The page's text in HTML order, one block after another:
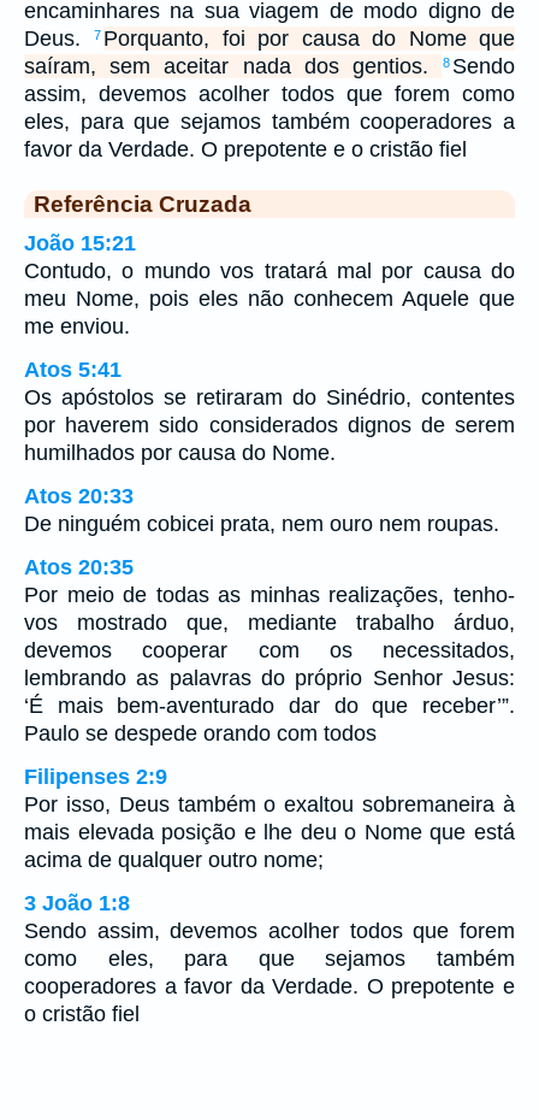
encaminhares na sua viagem de modo digno de
Deus.
7 Porquanto, foi por causa do Nome que
saíram, sem aceitar nada dos gentios.
8 Sendo
assim, devemos acolher todos que forem como
eles, para que sejamos também cooperadores a
favor da Verdade. O prepotente e o cristão fiel
Referência Cruzada
João 15:21
Contudo, o mundo vos tratará mal por causa do
meu Nome, pois eles não conhecem Aquele que
me enviou.
Atos 5:41
Os apóstolos se retiraram do Sinédrio, contentes
por haverem sido considerados dignos de serem
humilhados por causa do Nome.
Atos 20:33
De ninguém cobicei prata, nem ouro nem roupas.
Atos 20:35
Por meio de todas as minhas realizações, tenho-
vos mostrado que, mediante trabalho árduo,
devemos cooperar com os necessitados,
lembrando as palavras do próprio Senhor Jesus:
‘É mais bem-aventurado dar do que receber’”.
Paulo se despede orando com todos
Filipenses 2:9
Por isso, Deus também o exaltou sobremaneira à
mais elevada posição e lhe deu o Nome que está
acima de qualquer outro nome;
3 João 1:8
Sendo assim, devemos acolher todos que forem
como eles, para que sejamos também
cooperadores a favor da Verdade. O prepotente e
o cristão fiel